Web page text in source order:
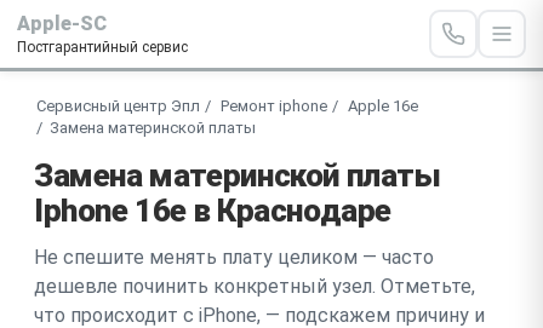
Apple-SC
Постгарантийный сервис
Сервисный центр Эпл Ремонт iphone
Apple 16e
Замена материнской платы
Замена материнской платы
Iphone 16e в Краснодаре
Не спешите менять плату целиком — часто
дешевле починить конкретный узел. Отметьте,
что происходит с iPhone, — подскажем причину и